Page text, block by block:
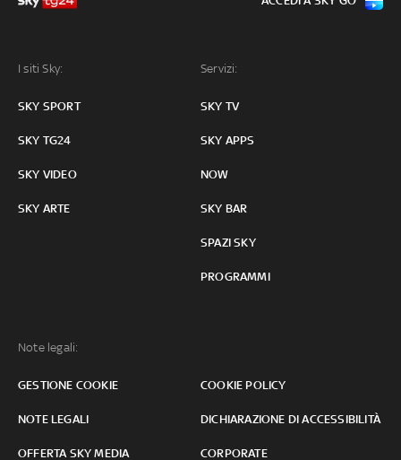
I siti Sky:
SKY SPORT
SKY TG24
SKY VIDEO
SKY ARTE
Servizi:
SKY TV
SKY APPS
NOW
SKY BAR
SPAZI SKY
PROGRAMMI
Note legali:
GESTIONE COOKIE COOKIE POLICY
NOTE LEGALI DICHIARAZIONE DI ACCESSIBILITÀ
OFFERTA SKY MEDIA CORPORATE